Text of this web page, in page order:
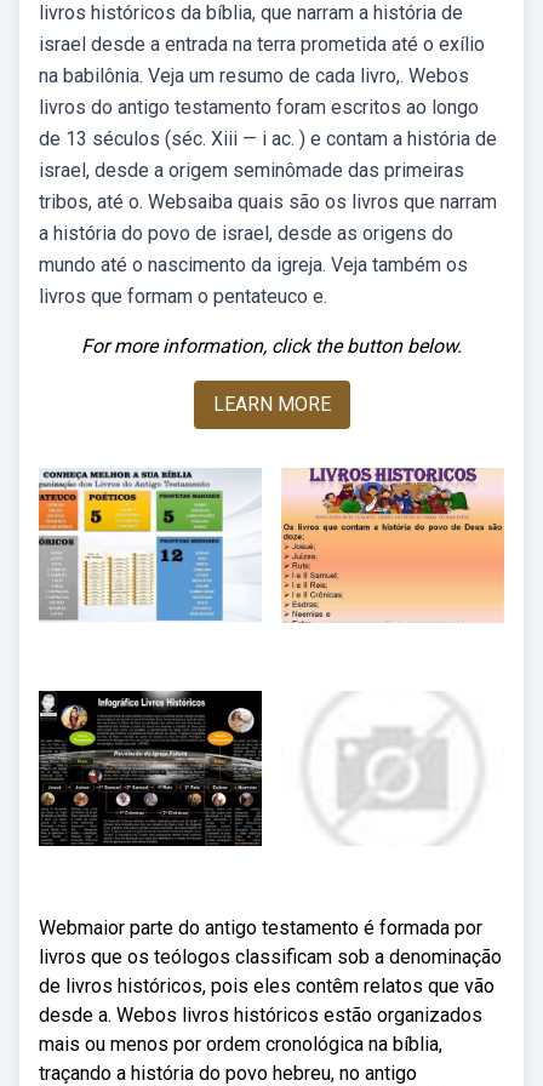
livros históricos da bíblia, que narram a história de
israel desde a entrada na terra prometida até o exílio
na babilônia. Veja um resumo de cada livro,. Webos
livros do antigo testamento foram escritos ao longo
de 13 séculos (séc. Xiii — i ac. ) e contam a história de
israel, desde a origem seminômade das primeiras
tribos, até o. Websaiba quais são os livros que narram
a história do povo de israel, desde as origens do
mundo até o nascimento da igreja. Veja também os
livros que formam o pentateuco e.
For more information, click the button below.
LEARN MORE
Webmaior parte do antigo testamento é formada por
livros que os teólogos classificam sob a denominação
de livros históricos, pois eles contêm relatos que vão
desde a. Webos livros históricos estão organizados
mais ou menos por ordem cronológica na bíblia,
traçando a história do povo hebreu, no antigo